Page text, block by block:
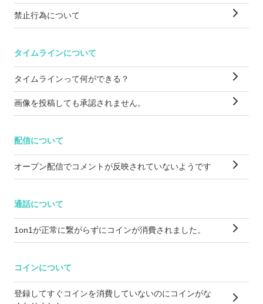
禁止行為について
タイムラインについて
タイムラインって何ができる？
画像を投稿しても承認されません。
配信について
オープン配信でコメントが反映されていないようです
通話について
1on1が正常に繋がらずにコインが消費されました。
コインについて
登録してすぐコインを消費していないのにコインがな